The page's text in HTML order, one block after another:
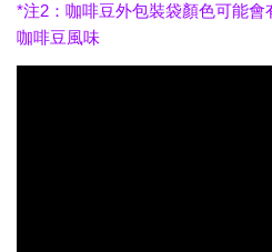
*注2：咖啡豆外包裝袋顏色可能
咖啡豆風味